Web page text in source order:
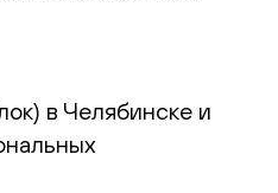
в Челябинске и